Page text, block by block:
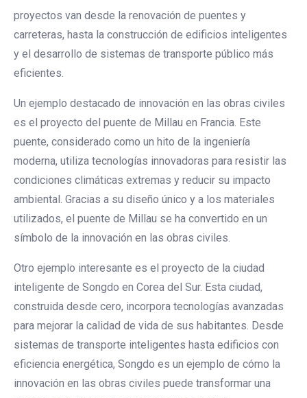
proyectos van desde la renovación de puentes y
carreteras, hasta la construcción de edificios inteligentes
y el desarrollo de sistemas de transporte público más
eficientes.
Un ejemplo destacado de innovación en las obras civiles
es el proyecto del puente de Millau en Francia. Este
puente, considerado como un hito de la ingeniería
moderna, utiliza tecnologías innovadoras para resistir las
condiciones climáticas extremas y reducir su impacto
ambiental. Gracias a su diseño único y a los materiales
utilizados, el puente de Millau se ha convertido en un
símbolo de la innovación en las obras civiles.
Otro ejemplo interesante es el proyecto de la ciudad
inteligente de Songdo en Corea del Sur. Esta ciudad,
construida desde cero, incorpora tecnologías avanzadas
para mejorar la calidad de vida de sus habitantes. Desde
sistemas de transporte inteligentes hasta edificios con
eficiencia energética, Songdo es un ejemplo de cómo la
innovación en las obras civiles puede transformar una